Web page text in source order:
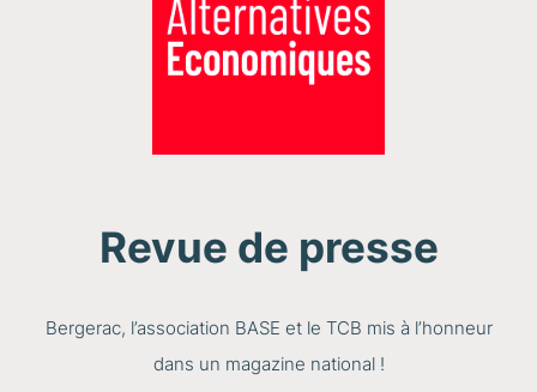
Revue de presse
Bergerac, l’association BASE et le TCB mis à l’honneur
dans un magazine national !